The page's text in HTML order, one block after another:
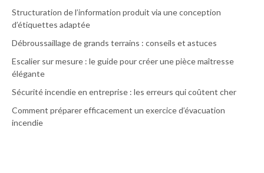
Structuration de l’information produit via une conception
d’étiquettes adaptée
Débroussaillage de grands terrains : conseils et astuces
Escalier sur mesure : le guide pour créer une pièce maîtresse
élégante
Sécurité incendie en entreprise : les erreurs qui coûtent cher
Comment préparer efficacement un exercice d’évacuation
incendie